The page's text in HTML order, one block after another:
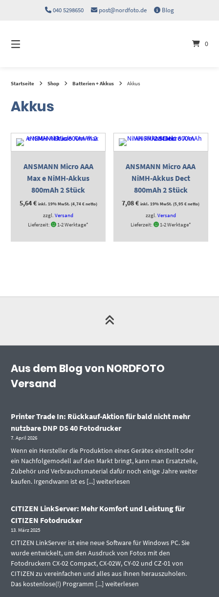
040 5298650 post@nordfoto.de Blog
0
Startseite Shop Batterien + Akkus Akkus
Akkus
ANSMANN Micro AAA
Max e NiMH-Akkus
800mAh 2 Stück
5,64€ inkl. 19% MwSt. (4,74€netto)
zzgl.Versand
Lieferzeit:
1-2 Werktage*
ANSMANN Micro AAA
NiMH-Akkus Dect
800mAh 2 Stück
7,08€ inkl. 19% MwSt. (5,95€netto)
zzgl. Versand
Lieferzeit:
1-2 Werktage*
Aus dem Blog von NORDFOTO
Versand
Printer Trade In: Rückkauf-Aktion für bald nicht mehr
nutzbare DNP DS 40 Fotodrucker
7. April 2026
Wenn ein Hersteller die Produktion eines Gerätes einstellt oder
ein Nachfolgemodell auf den Markt bringt, kann man Ersatzteile,
Zubehör und Verbrauchsmaterial dafür noch einige Jahre weiter
kaufen. Irgendwann ist es [...]weiterlesen
CITIZEN LinkServer: Mehr Komfort und Leistung für
CITIZEN Fotodrucker
13. März 2025
CITIZEN LinkServer ist eine neue Software für Windows PC. Sie
wurde entwickelt, um den Ausdruck von Fotos mit den
Fotodruckern CX-02 Compact, CX-02W, CY-02 und CZ-01 von
CITIZEN zu vereinfachen und alles aus ihnen herauszuholen.
Das kostenlose(!) Programm [...]weiterlesen